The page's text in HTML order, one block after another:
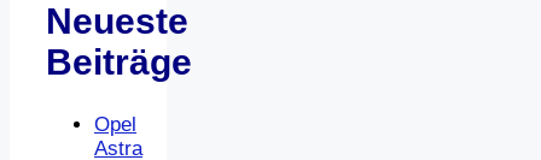
Neueste
Beiträge
Opel
Astra